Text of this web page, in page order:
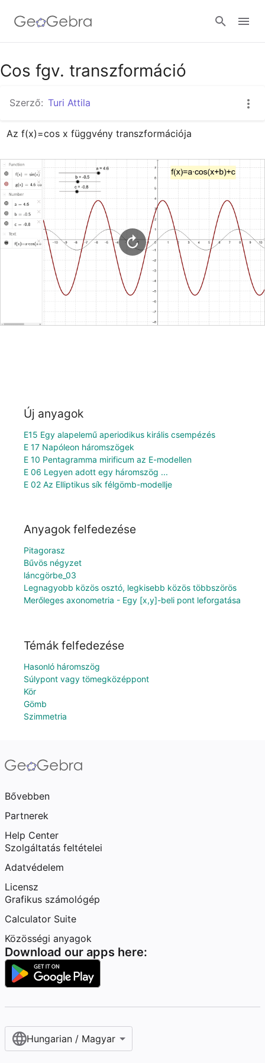
Google Classroom
GeoGebra Classroom
Cos fgv. transzformáció
Szerző: Turi Attila
Az f(x)=cos x függvény transzformációja
Új anyagok
E15 Egy alapelemű aperiodikus királis csempézés
E 17 Napóleon háromszögek
E 10 Pentagramma mirificum az E-modellen
E 06 Legyen adott egy háromszög ...
E 02 Az Elliptikus sík félgömb-modellje
Anyagok felfedezése
Pitagorasz
Bűvös négyzet
láncgörbe_03
Legnagyobb közös osztó, legkisebb közös többszörös
Merőleges axonometria - Egy [x,y]-beli pont leforgatása
Témák felfedezése
Hasonló háromszög
Súlypont vagy tömegközéppont
Kör
Gömb
Szimmetria
Bővebben
Partnerek
Help Center
Szolgáltatás feltételei
Adatvédelem
Licensz
Grafikus számológép
Calculator Suite
Közösségi anyagok
Download our apps here:
Hungarian / Magyar‎